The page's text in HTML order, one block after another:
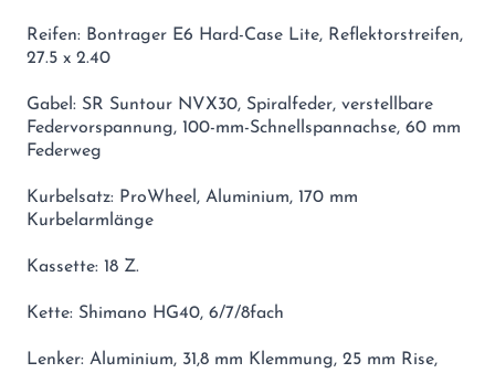
Reifen: Bontrager E6 Hard-Case Lite, Reflektorstreifen,
27.5 x 2.40
Gabel: SR Suntour NVX30, Spiralfeder, verstellbare
Federvorspannung, 100-mm-Schnellspannachse, 60 mm
Federweg
Kurbelsatz: ProWheel, Aluminium, 170 mm
Kurbelarmlänge
Kassette: 18 Z.
Kette: Shimano HG40, 6/7/8fach
Lenker: Aluminium, 31,8 mm Klemmung, 25 mm Rise,